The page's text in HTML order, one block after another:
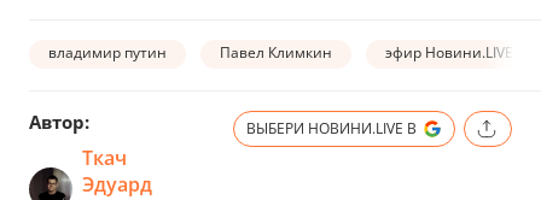
владимир путин Павел Климкин эфир Новини.LIVE
Автор:
Ткач
Эдуард
ВЫБЕРИ НОВИНИ.LIVE В